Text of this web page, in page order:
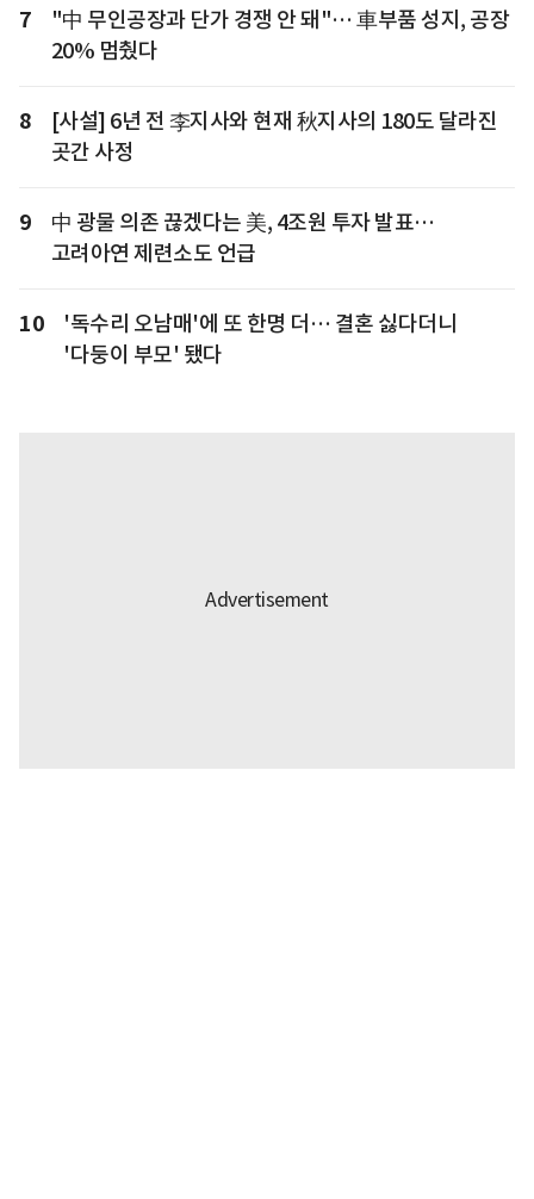
7
"中 무인공장과 단가 경쟁 안 돼"… 車부품 성지, 공장
20% 멈췄다
8
[사설] 6년 전 李지사와 현재 秋지사의 180도 달라진
곳간 사정
9
中 광물 의존 끊겠다는 美, 4조원 투자 발표…
고려아연 제련소도 언급
10
'독수리 오남매'에 또 한명 더… 결혼 싫다더니
'다둥이 부모' 됐다